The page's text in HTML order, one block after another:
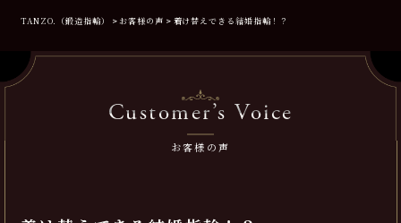
TANZO.（鍛造指輪） お客様の声 着け替えできる結婚指輪！？
Customer’s Voice
お客様の声